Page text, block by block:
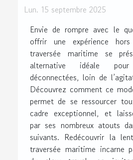
Lun. 15 septembre 2025
Envie de rompre avec le
offrir une expérience
traversée maritime se
alternative idéale
déconnectées, loin de
Découvrez comment ce
permet de se ressourcer
cadre exceptionnel, et
par ses nombreux atouts
suivants. Redécouvrir la
traversée maritime incarne